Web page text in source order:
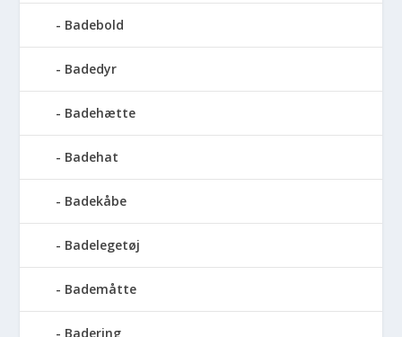
Badebold
Badedyr
Badehætte
Badehat
Badekåbe
Badelegetøj
Bademåtte
Badering